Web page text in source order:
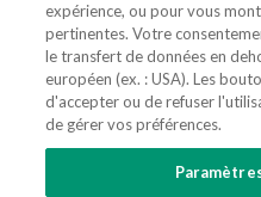
Utilisation
expérience, ou pour vous
pertinentes. Votre
le transfert de données en
européen (ex. : USA). Les
d'accepter ou de refuser
de gérer vos préférences.